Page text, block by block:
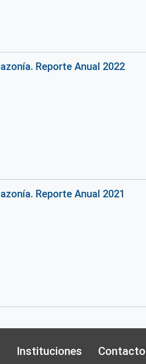
Reporte Anual 2022
Reporte Anual 2021
Instituciones Contacto